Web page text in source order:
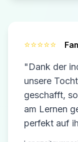
⭐⭐⭐⭐⭐
"Dank der
unsere
geschafft,
am Lernen
perfekt auf